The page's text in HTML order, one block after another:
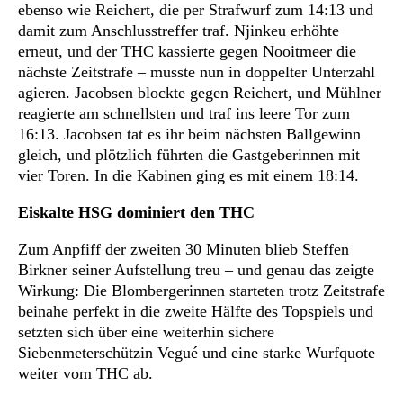
ebenso wie Reichert, die per Strafwurf zum 14:13 und
damit zum Anschlusstreffer traf. Njinkeu erhöhte
erneut, und der THC kassierte gegen Nooitmeer die
nächste Zeitstrafe – musste nun in doppelter Unterzahl
agieren. Jacobsen blockte gegen Reichert, und Mühlner
reagierte am schnellsten und traf ins leere Tor zum
16:13. Jacobsen tat es ihr beim nächsten Ballgewinn
gleich, und plötzlich führten die Gastgeberinnen mit
vier Toren. In die Kabinen ging es mit einem 18:14.
Eiskalte HSG dominiert den THC
Zum Anpfiff der zweiten 30 Minuten blieb Steffen
Birkner seiner Aufstellung treu – und genau das zeigte
Wirkung: Die Blombergerinnen starteten trotz Zeitstrafe
beinahe perfekt in die zweite Hälfte des Topspiels und
setzten sich über eine weiterhin sichere
Siebenmeterschützin Vegué und eine starke Wurfquote
weiter vom THC ab.